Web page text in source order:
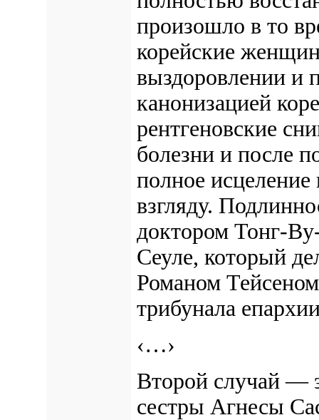
произошло в то
корейские
выздоровлении и
канонизацией
рентгеновские
болезни и после
полное
взгляду.
доктором Тонг-
Сеуле, который
Романом
трибунала
‹…›
Второй случай —
сестры Агнесы